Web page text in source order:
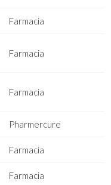
Farmacia
Farmacia
Farmacia
Pharmercure
Farmacia
Farmacia